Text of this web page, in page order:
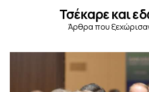
Τσέκαρε και
Άρθρα που